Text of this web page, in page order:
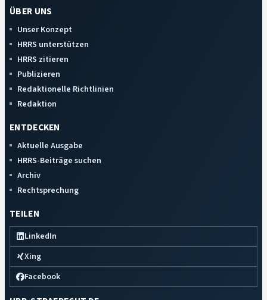
ÜBER UNS
Unser Konzept
HRRS unterstützen
HRRS zitieren
Publizieren
Redaktionelle Richtlinien
Redaktion
ENTDECKEN
Aktuelle Ausgabe
HRRS-Beiträge suchen
Archiv
Rechtsprechung
TEILEN
LinkedIn
Xing
Facebook